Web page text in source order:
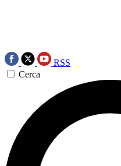
RSS
Cerca